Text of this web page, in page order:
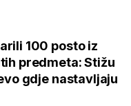
100 posto iz
predmeta: Stižu
gdje nastavljaju